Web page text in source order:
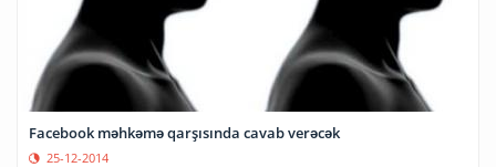
Facebook məhkəmə qarşısında cavab verəcək
25-12-2014